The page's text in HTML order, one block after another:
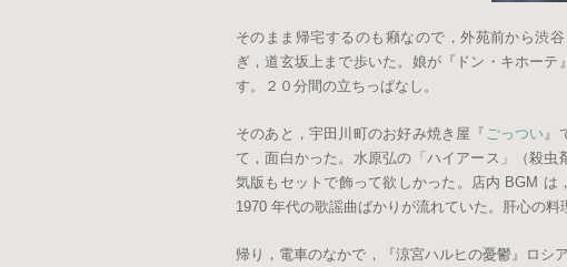
そのまま帰宅するのも癪なので，外苑前から渋
ぎ，道玄坂上まで歩いた。娘が『ドン・キホー
す。２０分間の立ちっぱなし。
そのあと，宇田川町のお好み焼き屋『 ごっつい』
て，面白かった。水原弘の「ハイアース」（殺
気版もセットで飾って欲しかった。店内 BGM は
1970 年代の歌謡曲ばかりが流れていた。肝心の料
帰り，電車のなかで，『涼宮ハルヒの憂鬱』ロシ